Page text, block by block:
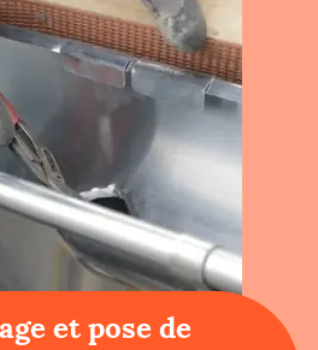
et pose de